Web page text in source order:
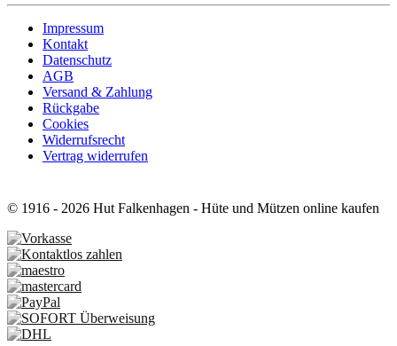
Impressum
Kontakt
Datenschutz
AGB
Versand & Zahlung
Rückgabe
Cookies
Widerrufsrecht
Vertrag widerrufen
© 1916 - 2026 Hut Falkenhagen - Hüte und Mützen online kaufen